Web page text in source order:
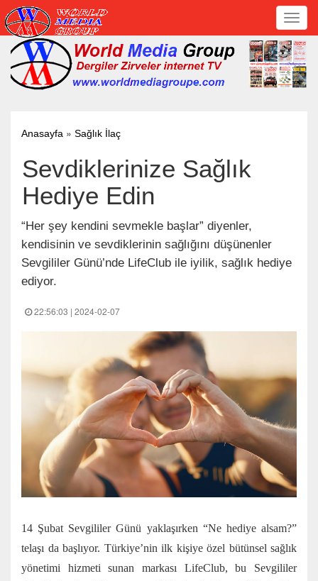
Anasayfa » Sağlık İlaç
Sevdiklerinize Sağlık
Hediye Edin
“Her şey kendini sevmekle başlar” diyenler,
kendisinin ve sevdiklerinin sağlığını düşünenler
Sevgililer Günü’nde LifeClub ile iyilik, sağlık hediye
ediyor.
22:56:03 | 2024-02-07
14 Şubat Sevgililer Günü yaklaşırken “Ne hediye alsam?”
telaşı da başlıyor. Türkiye’nin ilk kişiye özel bütünsel sağlık
yönetimi hizmeti sunan markası LifeClub, bu Sevgililer